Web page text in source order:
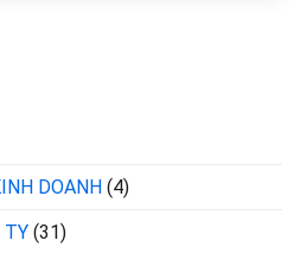
DOANH (4)
TY (31)